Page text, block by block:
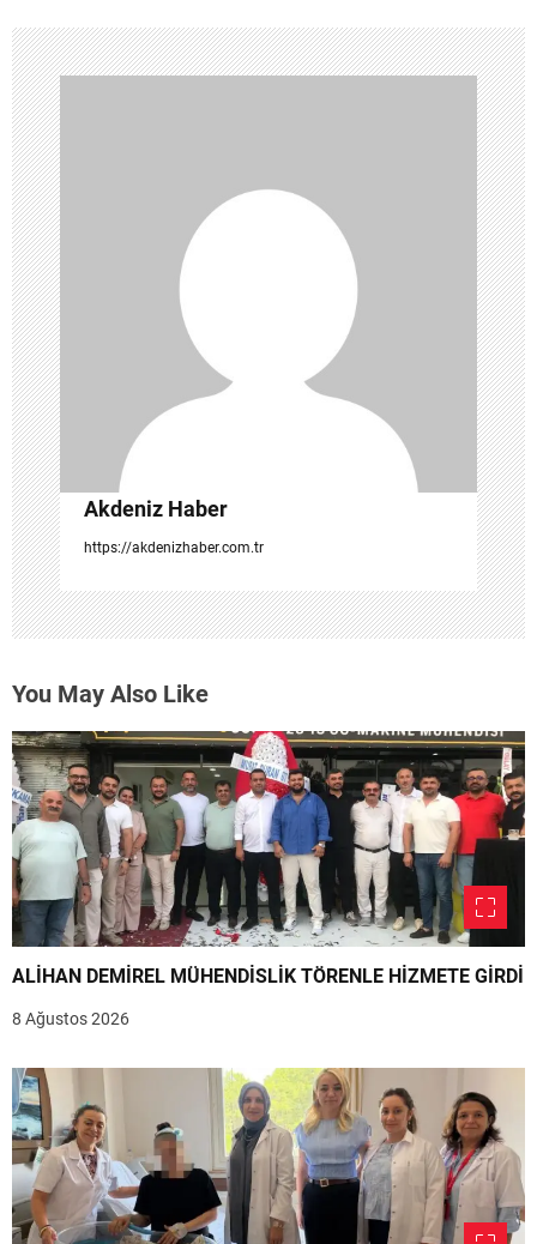
e
z
i
n
m
e
s
i
Akdeniz Haber
https://akdenizhaber.com.tr
You May Also Like
ALİHAN DEMİREL MÜHENDİSLİK TÖRENLE HİZMETE GİRDİ
8 Ağustos 2026